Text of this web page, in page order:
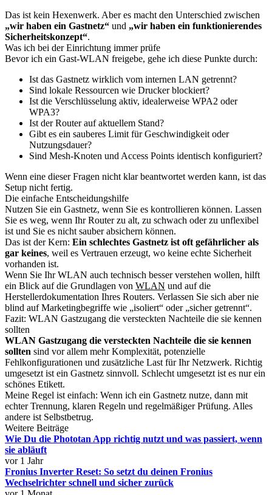
Das ist kein Hexenwerk. Aber es macht den Unterschied zwischen
„wir haben ein Gastnetz“ und „wir haben ein funktionierendes
Sicherheitskonzept“.
Was ich bei der Einrichtung immer prüfe
Bevor ich ein Gast-WLAN freigebe, gehe ich diese Punkte durch:
Ist das Gastnetz wirklich vom internen LAN getrennt?
Sind lokale Ressourcen wie Drucker blockiert?
Ist die Verschlüsselung aktiv, idealerweise WPA2 oder
WPA3?
Ist der Router auf aktuellem Stand?
Gibt es ein sauberes Limit für Geschwindigkeit oder
Nutzungsdauer?
Sind Mesh-Knoten und Access Points identisch konfiguriert?
Wenn eine dieser Fragen nicht klar beantwortet werden kann, ist das
Setup nicht fertig.
Die einfache Entscheidungshilfe
Nutzen Sie ein Gastnetz, wenn Sie es kontrollieren können. Lassen
Sie es weg, wenn Ihr Router zu alt, zu schwach oder zu unflexibel
ist und Sie es nicht sauber absichern können.
Das ist der Kern: Ein schlechtes Gastnetz ist oft gefährlicher als
gar keines, weil es Vertrauen erzeugt, wo keine echte Sicherheit
vorhanden ist.
Wenn Sie Ihr WLAN auch technisch besser verstehen wollen, hilft
ein Blick auf die Grundlagen von WLAN und auf die
Herstellerdokumentation Ihres Routers. Verlassen Sie sich aber nie
blind auf Marketingbegriffe wie „isoliert“ oder „sicher getrennt“.
Fazit: WLAN Gastzugang die versteckten Nachteile die sie kennen
sollten
WLAN Gastzugang die versteckten Nachteile die sie kennen
sollten sind vor allem mehr Komplexität, potenzielle
Fehlkonfigurationen und zusätzliche Last für Ihr Netzwerk. Richtig
umgesetzt ist ein Gastnetz sinnvoll. Schlecht umgesetzt ist es nur ein
schönes Etikett.
Meine Regel ist einfach: Wenn ich ein Gastnetz nutze, dann mit
echter Trennung, klaren Regeln und regelmäßiger Prüfung. Alles
andere ist Selbstbetrug.
Weitere Beiträge
Wie Du die Phototan App richtig nutzt und was passiert, wenn
sie abläuft
vor 1 Jahr
Fronius Inverter Reset: So setzt du deinen Fronius
Wechselrichter schnell und sicher zurück